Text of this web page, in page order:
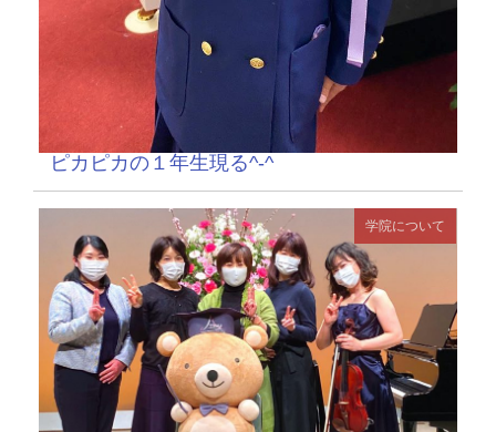
ピカピカの１年生現る^-^
学院について